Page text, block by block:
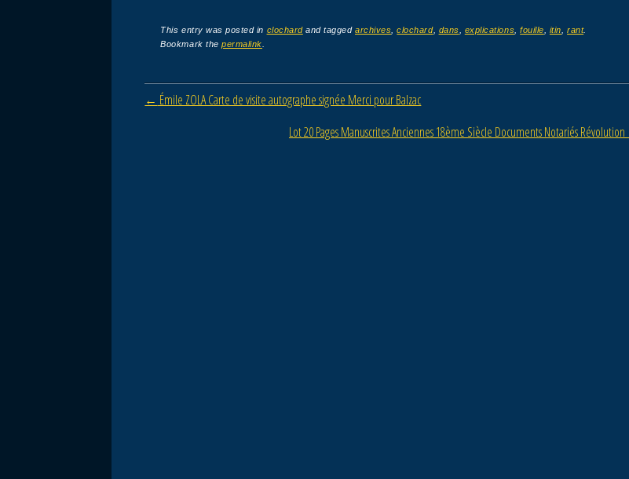
c
e
b
o
tt
er
ail
ta
er
This entry was posted in clochardand taggedarchives ,clochard, dans explications ,fouille itin ,rant.
Bookmark thepermalink
Post navigation
← Émile ZOLA Carte de visite autographe signée Merci pour Balzac
Lot 20 Pages Manuscrites Anciennes 18ème Siècle Documents Notariés Révolution